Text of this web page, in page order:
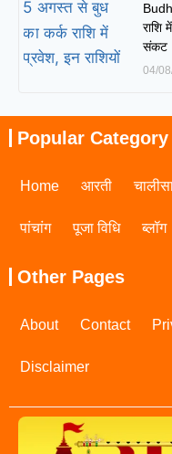
राशि
संकट
04/
Popular Category
Home आरती
पांचांग पूजा विधि ब्लॉग
Other Pages
About Contact
Disclaimer